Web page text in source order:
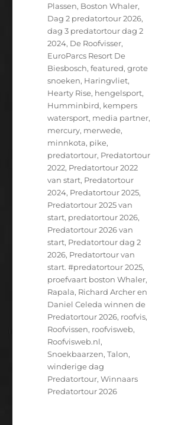
Plassen, Boston Whaler,
Dag 2 predatortour 2026,
dag 3 predatortour dag 2
2024, De Roofvisser,
EuroParcs Resort De
Biesbosch,featured,grote
snoeken, Haringvliet,
Hearty Rise, hengelsport,
Humminbird, kempers
watersport, media partner,
mercury, merwede,
minnkota, pike,
predatortour, Predatortour
2022, Predatortour 2022
van start, Predatortour
2024, Predatortour 2025,
Predatortour 2025 van
start, predatortour 2026,
Predatortour 2026 van
start, Predatortour dag 2
2026, Predatortour van
start. #predatortour 2025,
proefvaart boston Whaler,
Rapala, Richard Archer en
Daniel Celeda winnen de
Predatortour 2026, roofvis,
Roofvissen, roofvisweb,
Roofvisweb.nl,
Snoekbaarzen,Talon,
winderige dag
Predatortour,Winnaars
Predatortour 2026